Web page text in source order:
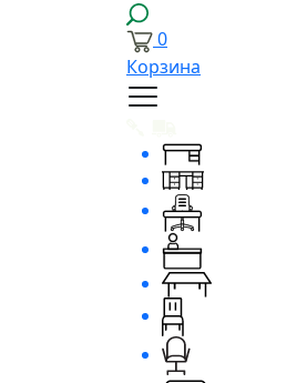
0
Корзина